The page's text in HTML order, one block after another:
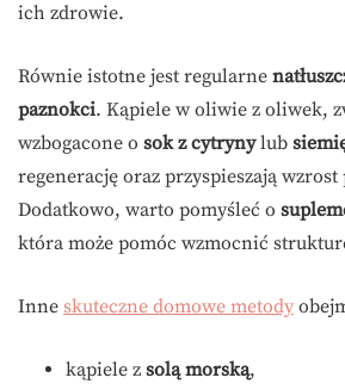
ich zdrowie.
Równie istotne jest regularne
paznokci. Kąpiele w oliwie z oliwek,
wzbogacone o sok z cytrynylub
regenerację oraz przyspieszają
Dodatkowo, warto pomyśleć o
która może pomóc wzmocnić
Inne skuteczne domowe metody
kąpiele z solą morską,